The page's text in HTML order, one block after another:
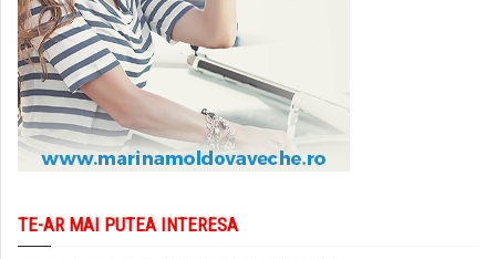
TE-AR MAI PUTEA INTERESA